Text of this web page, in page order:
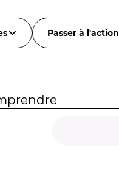
Passer à l'action